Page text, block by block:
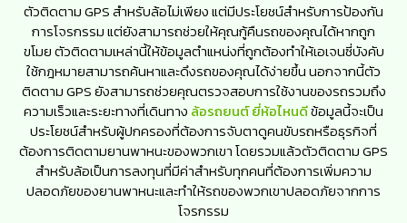
ตัวติดตาม GPS สำหรับล้อไม่เพียง แต่มีประโยชน์สำหรับการป้องกัน
การโจรกรรม แต่ยังสามารถช่วยให้คุณกู้คืนรถของคุณได้หากถูก
ขโมย ตัวติดตามเหล่านี้ให้ข้อมูลตำแหน่งที่ถูกต้องทำให้เอเจนซี่บังคับ
ใช้กฎหมายสามารถค้นหาและดึงรถของคุณได้ง่ายขึ้น นอกจากนี้ตัว
ติดตาม GPS ยังสามารถช่วยคุณตรวจสอบการใช้งานของรถรวมถึง
ความเร็วและระยะทางที่เดินทาง ล้อรถยนต์ ยี่ห้อไหนดีข้อมูลนี้จะเป็น
ประโยชน์สำหรับผู้ปกครองที่ต้องการจับตาดูคนขับรถหรือธุรกิจที่
ต้องการติดตามยานพาหนะของพวกเขา โดยรวมแล้วตัวติดตาม GPS
สำหรับล้อเป็นการลงทุนที่มีค่าสำหรับทุกคนที่ต้องการเพิ่มความ
ปลอดภัยของยานพาหนะและทำให้รถของพวกเขาปลอดภัยจากการ
โจรกรรม